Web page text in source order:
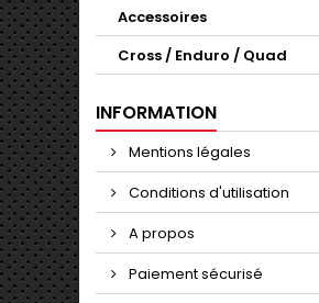
Accessoires
Cross / Enduro / Quad
INFORMATION
Mentions légales
Conditions d'utilisation
A propos
Paiement sécurisé